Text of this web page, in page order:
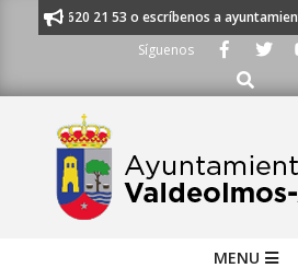
al 91 620 21 53 o escríbenos a
Síguenos
Buscar
MENU